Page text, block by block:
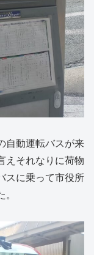
自動運転バスが来
えそれなりに荷物
スに乗って市役所